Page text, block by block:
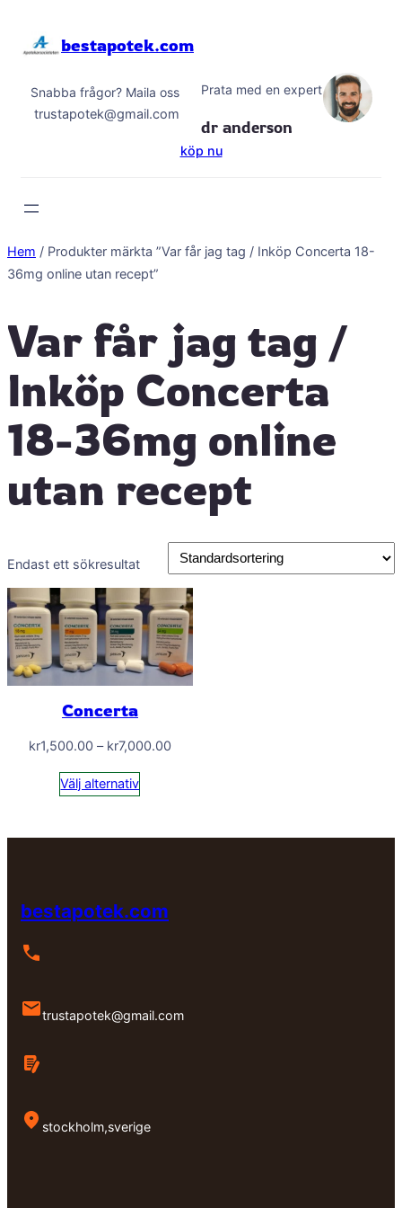
bestapotek.com
Snabba frågor? Maila oss
trustapotek@gmail.com
Prata med en expert
dr anderson
köp nu
Hem / Produkter märkta ”Var får jag tag / Inköp Concerta 18-
36mg online utan recept”
Var får jag tag /
Inköp Concerta
18-36mg online
utan recept
Endast ett sökresultat
Concerta
kr1,500.00 – kr7,000.00Prisintervall:
Välj alternativ
bestapotek.com
trustapotek@gmail.com
stockholm,sverige